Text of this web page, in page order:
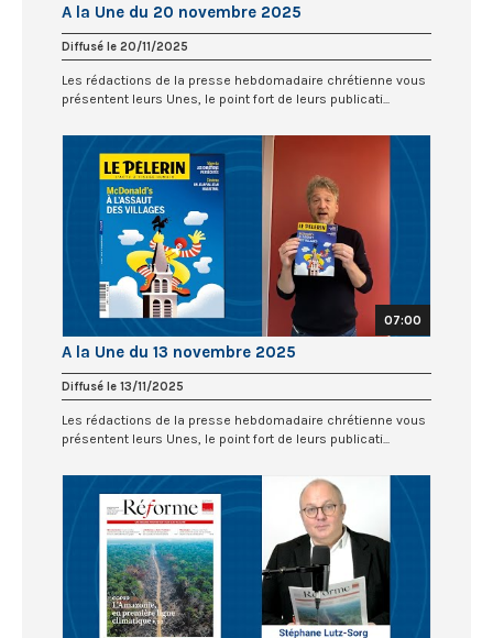
A la Une du 20 novembre 2025
Diffusé le 20/11/2025
Les rédactions de la presse hebdomadaire chrétienne vous
présentent leurs Unes, le point fort de leurs publicati...
07:00
A la Une du 13 novembre 2025
Diffusé le 13/11/2025
Les rédactions de la presse hebdomadaire chrétienne vous
présentent leurs Unes, le point fort de leurs publicati...